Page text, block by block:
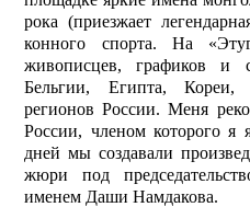
рока (приезжает
конного спорта. На
живописцев, графиков и
Бельгии, Египта, Кореи,
регионов России. Меня
России, членом которого я
дней мы создавали
жюри под
именем Даши Намдакова.